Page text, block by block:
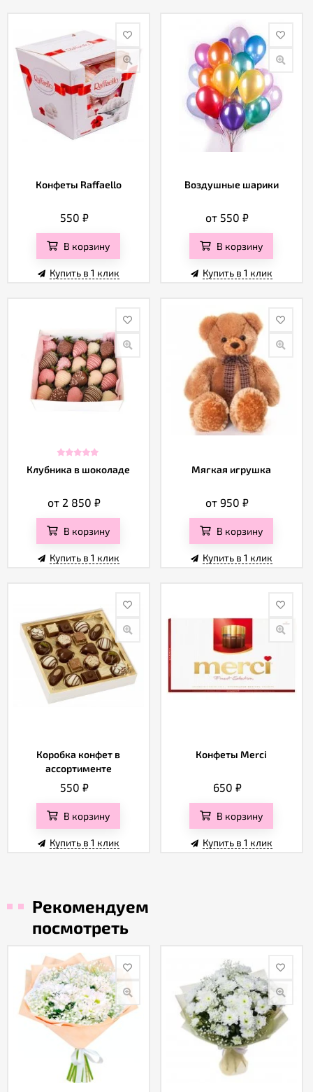
Конфеты Raffaello
550 ₽
В корзину
Купить в 1 клик
Воздушные шарики
от 550₽
В корзину
Купить в 1 клик
Клубника в шоколаде
от 2 850₽
В корзину
Купить в 1 клик
Мягкая игрушка
от 950₽
В корзину
Купить в 1 клик
Коробка конфет в
ассортименте
550 ₽
В корзину
Купить в 1 клик
Конфеты Merci
650 ₽
В корзину
Купить в 1 клик
Рекомендуем
посмотреть